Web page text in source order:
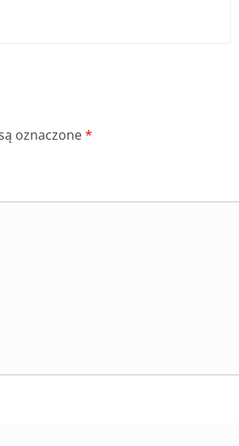
oznaczone*